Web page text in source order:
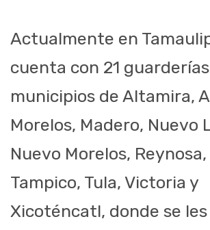
Actualmente en
cuenta con 21
municipios de Altamira,
Morelos, Madero, Nuevo
Nuevo Morelos, Reynosa,
Tampico, Tula, Victoria y
Xicoténcatl, donde se